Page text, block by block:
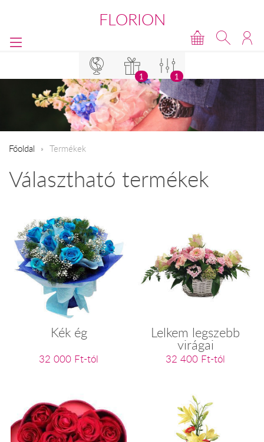
FLORION
1 1
Főoldal Termékek
Választható termékek
Kék ég
32 000 Ft-tól
Lelkem legszebb
virágai
32 400 Ft-tól